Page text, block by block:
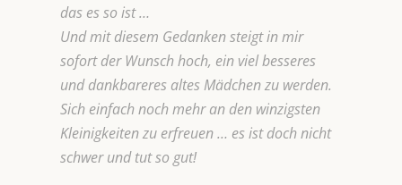
das es so ist …
Und mit diesem Gedanken steigt in mir
sofort der Wunsch hoch, ein viel besseres
und dankbareres altes Mädchen zu werden.
Sich einfach noch mehr an den winzigsten
Kleinigkeiten zu erfreuen … es ist doch nicht
schwer und tut so gut!